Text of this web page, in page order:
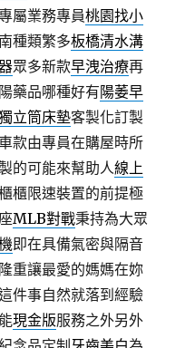
屬業務專員桃園找小
種類繁多板橋清水溝
眾多新款早洩治療再
藥品哪種好有陽萎早
立筒床墊客製化訂製
款由專員在購屋時所
的可能來幫助人線上
櫃限速裝置的前提極
MLB對戰秉持為大眾
即在具備氣密與隔音
重讓最愛的媽媽在妳
件事自然就落到經驗
現金版服務之外另外